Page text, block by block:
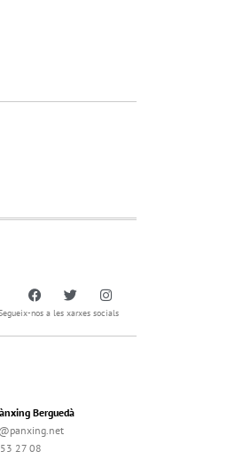
nos a les xarxes socials
Berguedà
27 08